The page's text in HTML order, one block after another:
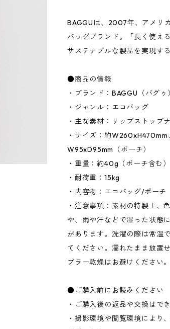
BAGGUは、2007年、アメリ
バッグブランド。「長く使え
サステナブルな製品を実現す
●商品の情報
・ブランド：BAGGU（バグ
・ジャンル：エコバッグ
・主な素材：リップストップ
・サイズ：約W260xH470mm
W95xD95mm（ポーチ）
・重量：約40g（ポーチ含む）
・耐荷重：15kg
・内容物：エコバッグ/ポーチ
・注意事項：素材の特製上、
や、雨や汗などで湿った状態
があります。洗濯の際は常温
てください。濡れたまま放置
ブラー乾燥はお避けください。
●ご購入前にお読みください
・ご購入後の返品や交換はで
・撮影環境や閲覧環境により